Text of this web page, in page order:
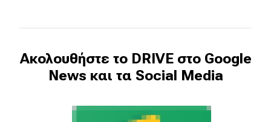
Ακολουθήστε το DRIVE στο Google
News και τα Social Media